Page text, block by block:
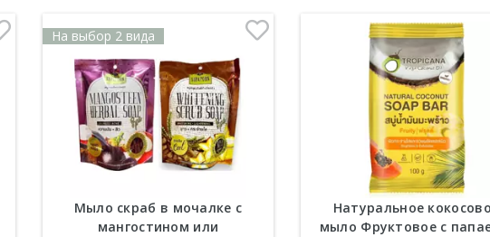
На выбор 2 вида
Мыло скраб в мочалке с
мангостином или
Натуральное
мыло Фруктовое с